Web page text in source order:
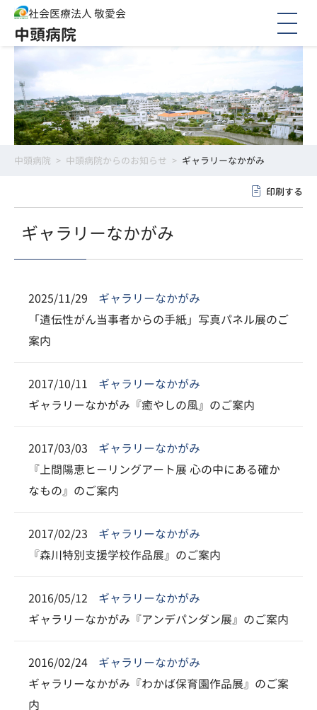
社会医療法人 敬愛会
中頭病院
中頭病院 > 中頭病院からのお知らせ > ギャラリーなかがみ
印刷する
ギャラリーなかがみ
2025/11/29
ギャラリーなかがみ
「遺伝性がん当事者からの手紙」写真パネル展のご
案内
2017/10/11
ギャラリーなかがみ
ギャラリーなかがみ『癒やしの風』のご案内
2017/03/03
ギャラリーなかがみ
『上間陽恵ヒーリングアート展 心の中にある確か
なもの』のご案内
2017/02/23
ギャラリーなかがみ
『森川特別支援学校作品展』のご案内
2016/05/12
ギャラリーなかがみ
ギャラリーなかがみ『アンデパンダン展』のご案内
2016/02/24
ギャラリーなかがみ
ギャラリーなかがみ『わかば保育園作品展』のご案
内